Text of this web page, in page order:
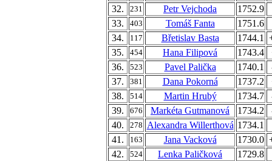
32.
231 Petr Vejchoda
1752.9
33.
403 Tomáš Fanta
1751.6
34.
117 Břetislav Basta 1744.1
35.
454 Hana Filipová 1743.4
36.
523 Pavel Palička 1740.1
37.
381 Dana Pokorná 1737.2
38.
514 Martin Hrubý 1734.7
39.
676 Markéta Gutmanová 1734.2
40.
278 Alexandra Willerthová 1734.1
41.
163 Jana Vacková 1730.0
42.
524 Lenka Paličková
1729.8